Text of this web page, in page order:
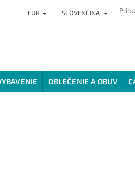
PREDAJŇA HODNOTENIE
EUR SLOVENČINA
OBLEČENIE A OBUV